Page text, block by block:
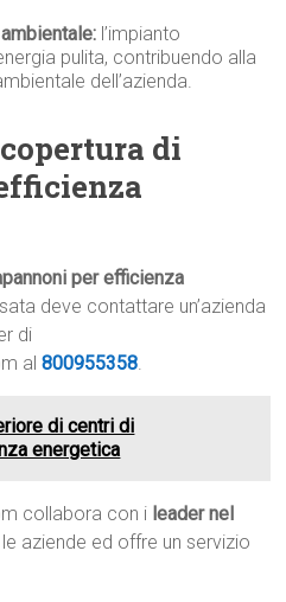
l’impianto
pulita, contribuendo alla
dell’azienda.
di
per efficienza
deve contattare un’azienda
di
al800955358.
di centri di
energetica
collabora con i leader nel
aziende ed offre un servizio